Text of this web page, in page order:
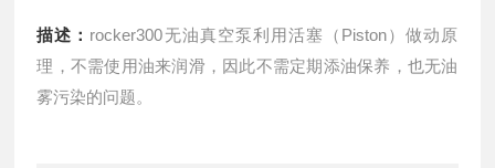
描述： rocker300无油真空泵利用活塞（Piston）做动原
理，不需使用油来润滑，因此不需定期添油保养，也无油
雾污染的问题。